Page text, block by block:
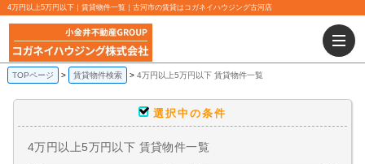
4万円以上5万円以下｜賃貸物件一覧｜古河市の賃貸はコガネイハウジング古河店
TOPページ 賃貸物件検索 4万円以上5万円以下 賃貸物件一覧
選択中の条件
4万円以上5万円以下 賃貸物件一覧